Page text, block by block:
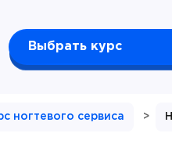
Выбрать курс
ногтевого сервиса >